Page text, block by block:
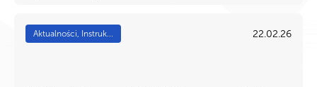
Aktualności, Instruk... 22.02.26